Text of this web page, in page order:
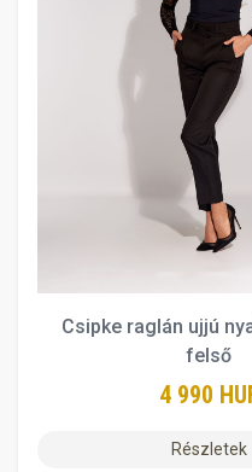
Csipke raglán ujjú
felső
4 990
Részletek